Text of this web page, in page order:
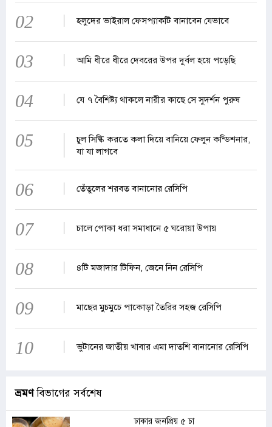
02 হলুদের ভাইরাল ফেসপ্যাকটি বানাবেন যেভাবে
03 আমি ধীরে ধীরে দেবরের উপর দুর্বল হয়ে পড়েছি
04 যে ৭ বৈশিষ্ট্য থাকলে নারীর কাছে সে সুদর্শন পুরুষ
05
চুল সিল্কি করতে কলা দিয়ে বানিয়ে ফেলুন কন্ডিশনার,
যা যা লাগবে
06 তেঁতুলের শরবত বানানোর রেসিপি
07 চালে পোকা ধরা সমাধানে ৫ ঘরোয়া উপায়
08 ৪টি মজাদার টিফিন, জেনে নিন রেসিপি
09 মাছের মুচমুচে পাকোড়া তৈরির সহজ রেসিপি
10 ভুটানের জাতীয় খাবার এমা দাতশি বানানোর রেসিপি
ভ্রমণবিভাগের সর্বশেষ
ঢাকার জনপ্রিয় ৫ চা